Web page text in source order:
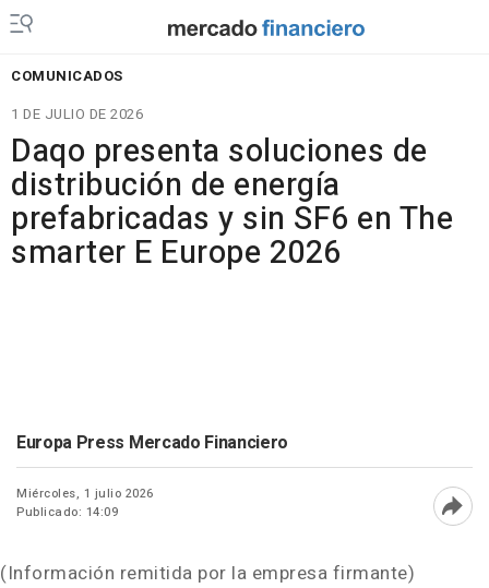
COMUNICADOS
1 DE JULIO DE 2026
Daqo presenta soluciones de
distribución de energía
prefabricadas y sin SF6 en The
smarter E Europe 2026
Europa Press Mercado Financiero
Miércoles, 1 julio 2026
Publicado: 14:09
(Información remitida por la empresa firmante)